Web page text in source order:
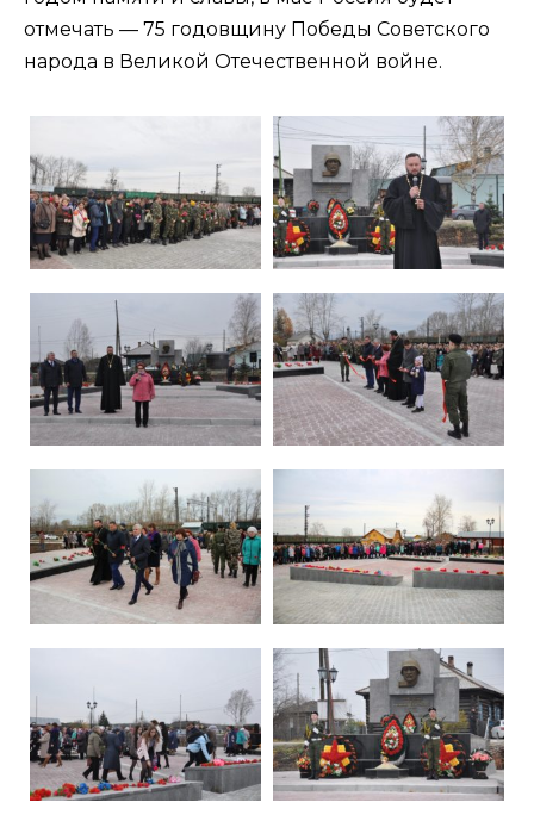
отмечать — 75 годовщину Победы Советского
народа в Великой Отечественной войне.